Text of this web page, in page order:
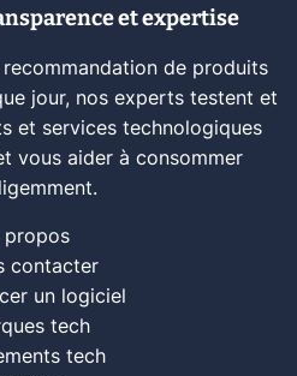
et expertise
de produits
jour, nos experts testent et
et services technologiques
vous aider à consommer
propos
contacter
un logiciel
tech
tech